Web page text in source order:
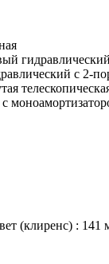
с 2-
(клиренс) : 141